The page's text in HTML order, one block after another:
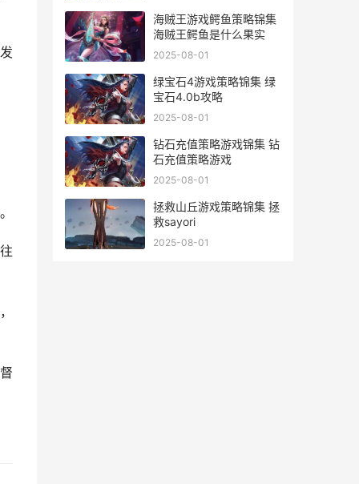
海贼王游戏鳄鱼策略锦集
海贼王鳄鱼是什么果实
2025-08-01
绿宝石4游戏策略锦集 绿
宝石4.0b攻略
2025-08-01
钻石充值策略游戏锦集 钻
石充值策略游戏
2025-08-01
拯救山丘游戏策略锦集 拯
救sayori
2025-08-01